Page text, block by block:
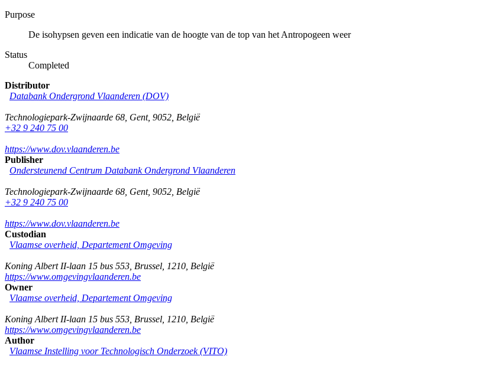
Purpose
De isohypsen geven een indicatie van de hoogte van de top van het Antropogeen weer
Status
Completed
Distributor
Databank Ondergrond Vlaanderen (DOV)
Technologiepark-Zwijnaarde 68 Gent, 9052 België
+32 9 240 75 00
https://www.dov.vlaanderen.be
Publisher
Ondersteunend Centrum Databank Ondergrond Vlaanderen
Technologiepark-Zwijnaarde 68 Gent, 9052 België
+32 9 240 75 00
https://www.dov.vlaanderen.be
Custodian
Vlaamse overheid, Departement Omgeving
Koning Albert II-laan 15 bus 553 Brussel 1210 België
https://www.omgevingvlaanderen.be
Owner
Vlaamse overheid, Departement Omgeving
Koning Albert II-laan 15 bus 553 Brussel 1210 België
https://www.omgevingvlaanderen.be
Author
Vlaamse Instelling voor Technologisch Onderzoek (VITO)